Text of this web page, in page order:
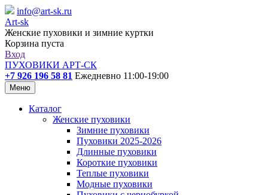
info@art-sk.ru
Art-sk
Женские пуховики и зимние куртки
Корзина пуста
Вход
ПУХОВИКИ АРТ-СК
+7 926 196 58 81 Ежедневно 11:00-19:00
Меню
Каталог
Женские пуховики
Зимние пуховики
Пуховики 2025-2026
Длинные пуховики
Короткие пуховики
Теплые пуховики
Модные пуховики